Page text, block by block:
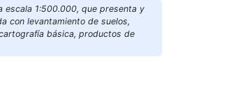
escala 1:500.000, que presenta y
con levantamiento de suelos,
básica, productos de